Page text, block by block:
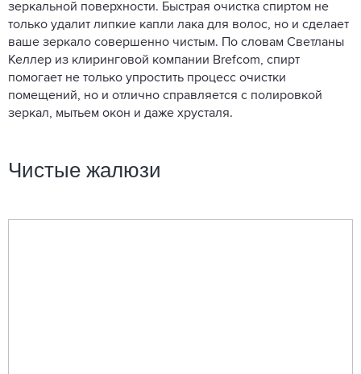
зеркальной поверхности. Быстрая очистка спиртом не
только удалит липкие капли лака для волос, но и сделает
ваше зеркало совершенно чистым. По словам Светланы
Келлер из клиринговой компании Brefcom, спирт
помогает не только упростить процесс очистки
помещений, но и отлично справляется с полировкой
зеркал, мытьем окон и даже хрусталя.
Чистые жалюзи